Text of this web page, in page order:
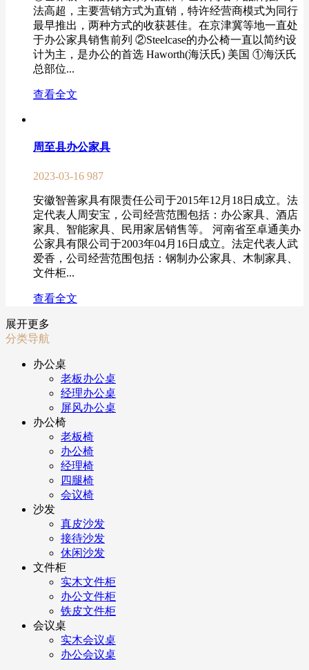
法高超，主要营销方式为直销，特许经营商模式为同行
最早推出，两种方式的收获甚佳。在京津冀等地一直处
于办公家具销售前列 ②Steelcase的办公椅一直以简约设
计为主，是办公的首选 Haworth(海沃氏) 美国 ①海沃氏
总部位...
查看全文
周至县办公家具
2023-03-16 987
安徽智善家具有限责任公司于2015年12月18日成立。法
定代表人周安宝，公司经营范围包括：办公家具、酒店
家具、智能家具、民用家居销售等。 河南省至卓通美办
公家具有限公司于2003年04月16日成立。法定代表人武
爱香，公司经营范围包括：钢制办公家具、木制家具、
文件柜...
查看全文
展开更多
分类导航
办公桌
老板办公桌
经理办公桌
屏风办公桌
办公椅
老板椅
办公椅
经理椅
四腿椅
会议椅
沙发
真皮沙发
接待沙发
休闲沙发
文件柜
实木文件柜
办公文件柜
铁皮文件柜
会议桌
实木会议桌
办公会议桌